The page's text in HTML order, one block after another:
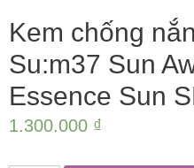
Kem chống
Su:m37 Sun
Essence Sun
1.300.000 ₫